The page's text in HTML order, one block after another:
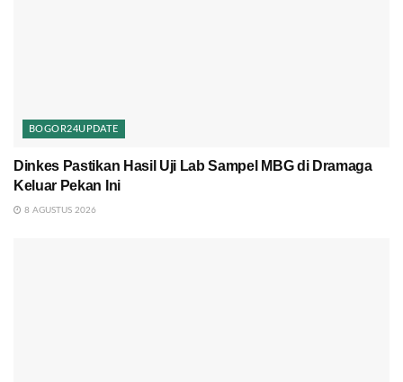
BOGOR24UPDATE
Dinkes Pastikan Hasil Uji Lab Sampel MBG di Dramaga
Keluar Pekan Ini
8 AGUSTUS 2026